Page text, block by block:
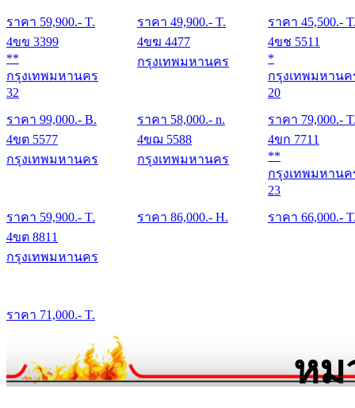
ราคา 59,900.- T. ราคา 49,900.- T. ราคา 45,500.-
4ขข 3399
**
กรุงเทพมหานคร
32
ราคา 99,000.- B.
4ขฆ 4477
กรุงเทพมหานคร
ราคา 58,000.- n.
4ขช 5511
*
กรุงเทพมหานค
20
ราคา 79,000.-
4ขต 5577
กรุงเทพมหานคร
ราคา 59,900.- T.
4ขฌ 5588
กรุงเทพมหานคร
ราคา 86,000.- H.
4ขก 7711
**
กรุงเทพมหานค
23
ราคา 66,000.-
4ขต 8811
กรุงเทพมหานคร
ราคา 71,000.- T.
หม